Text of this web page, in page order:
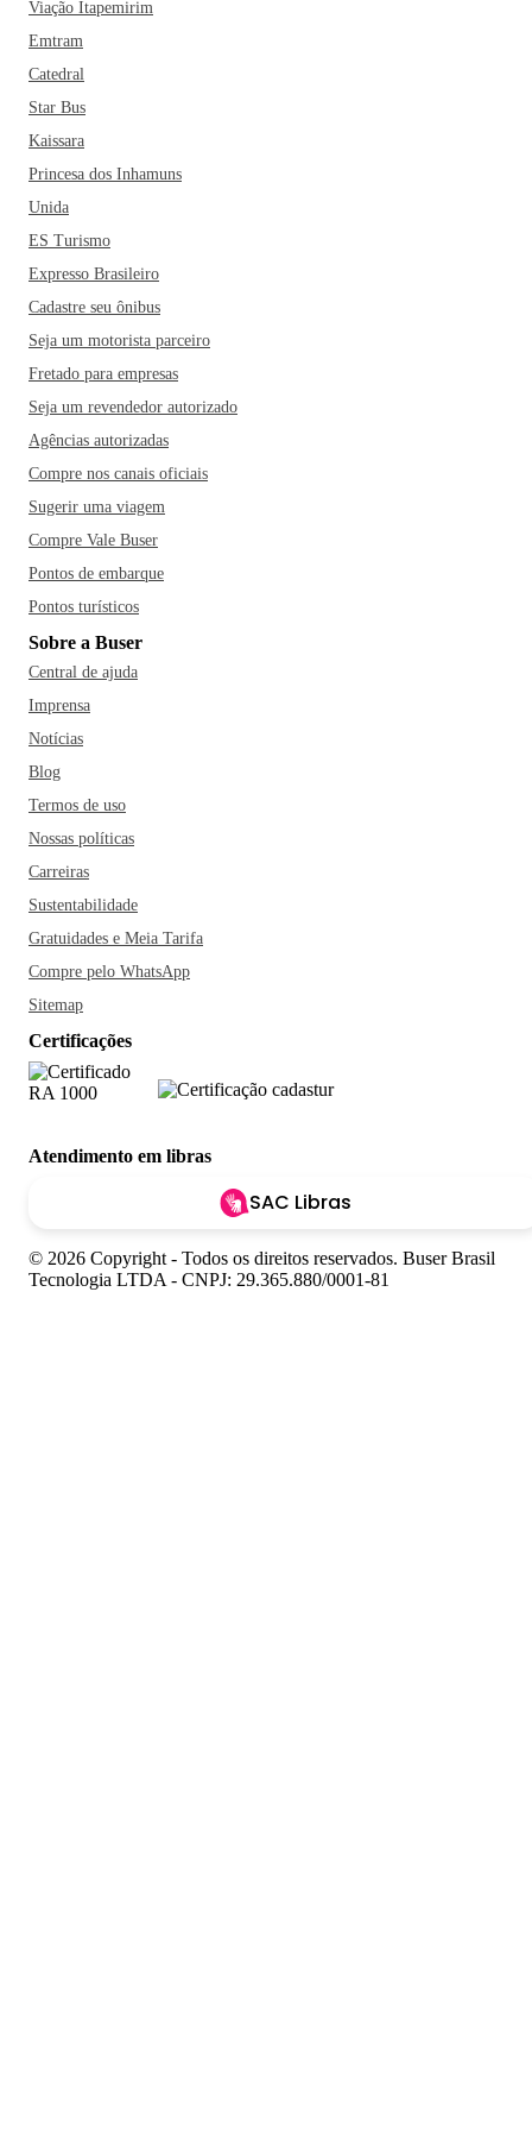
Viação Itapemirim
Emtram
Catedral
Star Bus
Kaissara
Princesa dos Inhamuns
Unida
ES Turismo
Expresso Brasileiro
Cadastre seu ônibus
Seja um motorista parceiro
Fretado para empresas
Seja um revendedor autorizado
Agências autorizadas
Compre nos canais oficiais
Sugerir uma viagem
Compre Vale Buser
Pontos de embarque
Pontos turísticos
Sobre a Buser
Central de ajuda
Imprensa
Notícias
Blog
Termos de uso
Nossas políticas
Carreiras
Sustentabilidade
Gratuidades e Meia Tarifa
Compre pelo WhatsApp
Sitemap
Certificações
Atendimento em libras
SAC Libras
© 2026 Copyright - Todos os direitos reservados. Buser Brasil
Tecnologia LTDA - CNPJ: 29.365.880/0001-81